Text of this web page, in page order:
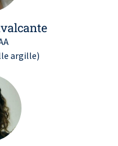
argille)